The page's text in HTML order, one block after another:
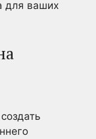
для ваших